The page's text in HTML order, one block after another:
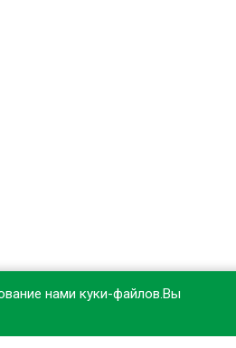
нами куки-файлов.Вы